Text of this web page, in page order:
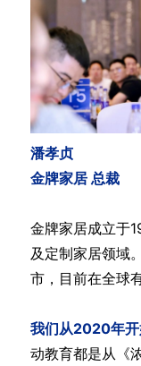
潘孝贞
金牌家居 总裁
金牌家居成立于
及定制家居领域
市，目前在全球
我们从2020年
动教育都是从《